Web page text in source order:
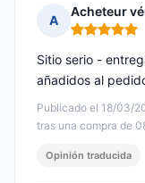
A
Acheteur
Nota: 5 de 5
Publicado el 18/03/
tras una compra de
Sitio serio -
añadidos al
Opinión traducida